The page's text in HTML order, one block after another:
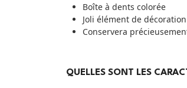
Boîte à dents colorée
Joli élément de décoration
Conservera
QUELLES SONT LES